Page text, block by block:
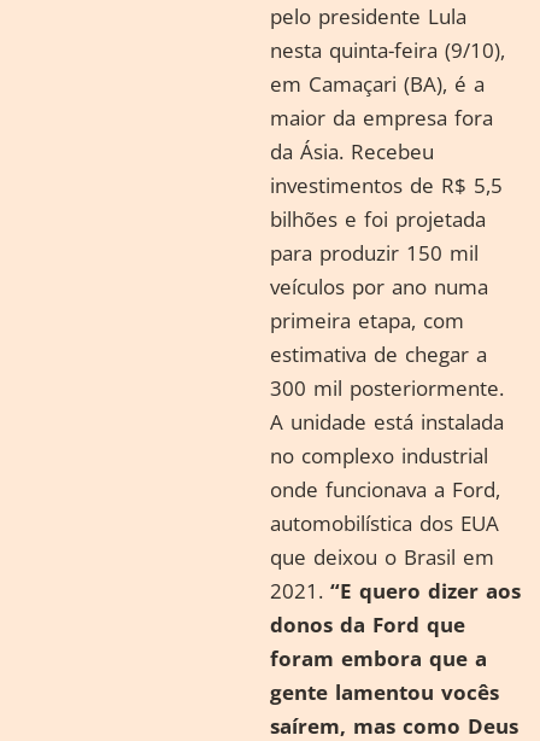
pelo presidente Lula
nesta quinta-feira (9/10),
em Camaçari (BA), é a
maior da empresa fora
da Ásia. Recebeu
investimentos de R$ 5,5
bilhões e foi projetada
para produzir 150 mil
veículos por ano numa
primeira etapa, com
estimativa de chegar a
300 mil posteriormente.
A unidade está instalada
no complexo industrial
onde funcionava a Ford,
automobilística dos EUA
que deixou o Brasil em
2021. “E quero dizer aos
donos da Ford que
foram embora que a
gente lamentou vocês
saírem, mas como Deus